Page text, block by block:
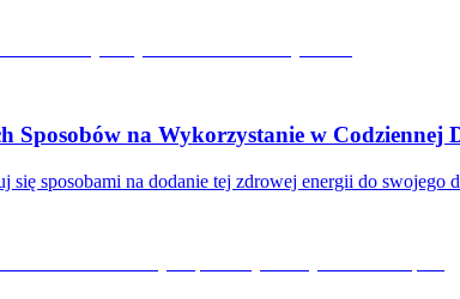
Sposobów na Wykorzystanie w Codziennej
się sposobami na dodanie tej zdrowej energii do